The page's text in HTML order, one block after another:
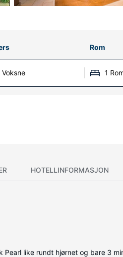
Rom
Voksne 1
HOTELLINFORMASJON
like rundt hjørnet og bare 3